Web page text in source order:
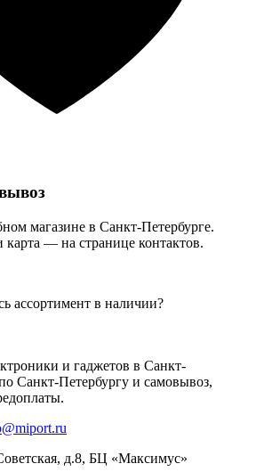
магазине в Санкт-Петербурге.
— на странице контактов.
ассортимент в наличии?
и гаджетов в Санкт-
Санкт-Петербургу и самовывоз,
д.8, БЦ «Максимус»